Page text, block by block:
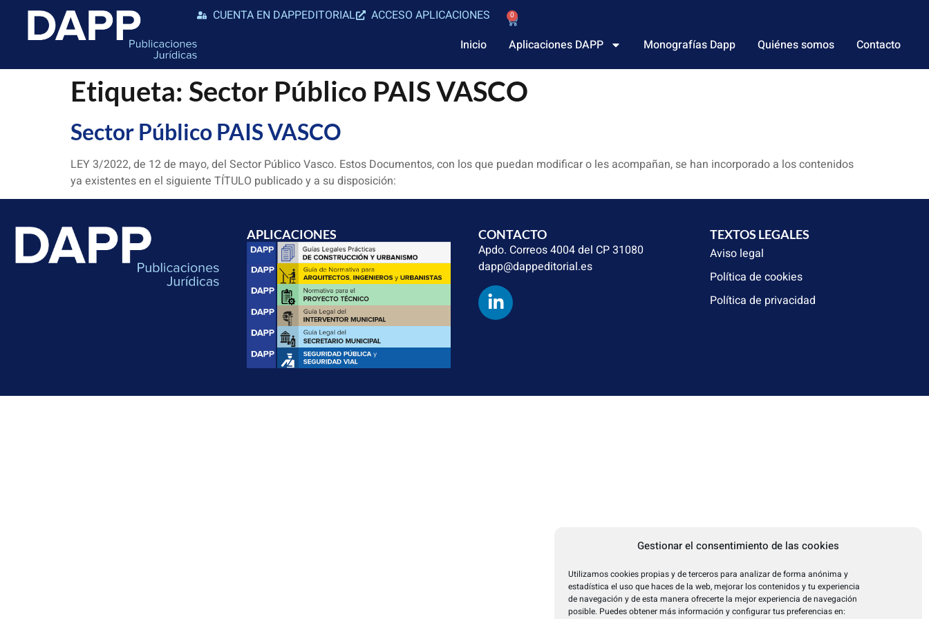
Gestionar el consentimiento de las cookies
Utilizamos cookies propias y de terceros para analizar de forma anónima y
estadística el uso que haces de la web, mejorar los contenidos y tu experiencia
de navegación y de esta manera ofrecerte la mejor experiencia de navegación
posible. Puedes obtener más información y configurar tus preferencias en:
CUENTA EN DAPPEDITORIAL ACCESO APLICACIONES 0
Inicio Aplicaciones DAPP Monografías Dapp Quiénes somos Contacto
Etiqueta: Sector Público PAIS VASCO
Sector Público PAIS VASCO
LEY 3/2022, de 12 de mayo, del Sector Público Vasco. Estos Documentos, con los que puedan modificar o les acompañan, se han incorporado a los contenidos
ya existentes en el siguiente TÍTULO publicado y a su disposición:
APLICACIONES CONTACTO
Apdo. Correos 4004 del CP 31080
dapp@dappeditorial.es
TEXTOS LEGALES
Aviso legal
Política de cookies
Política de privacidad